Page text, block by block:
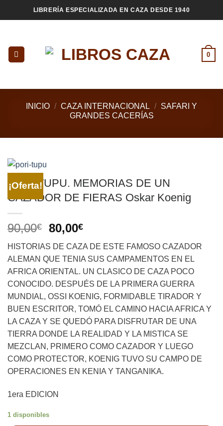
al
LIBRERÍA ESPECIALIZADA EN CAZA DESDE 1940
0
INICIO / CAZA INTERNACIONAL /
SAFARI Y
GRANDES CACERÍAS
¡Oferta!
PORI TUPU. MEMORIAS DE UN
CAZADOR DE FIERAS Oskar Koenig
90,00€
El
original
era:
90,00€.
80,00€El
actual
es:
80,00€.
HISTORIAS DE CAZA DE ESTE FAMOSO CAZADOR
ALEMAN QUE TENIA SUS CAMPAMENTOS EN EL
AFRICA ORIENTAL. UN CLASICO DE CAZA POCO
CONOCIDO. DESPUÉS DE LA PRIMERA GUERRA
MUNDIAL, OSSI KOENIG, FORMIDABLE TIRADOR Y
BUEN ESCRITOR, TOMÓ EL CAMINO HACIA AFRICA Y
LA CAZA Y SE QUEDÓ PARA DISFRUTAR DE UNA
TIERRA DONDE LA REALIDAD Y LA MISTICA SE
MEZCLAN, PRIMERO COMO CAZADOR Y LUEGO
COMO PROTECTOR, KOENIG TUVO SU CAMPO DE
OPERACIONES EN KENIA Y TANGANIKA.
1era EDICION
1 disponibles